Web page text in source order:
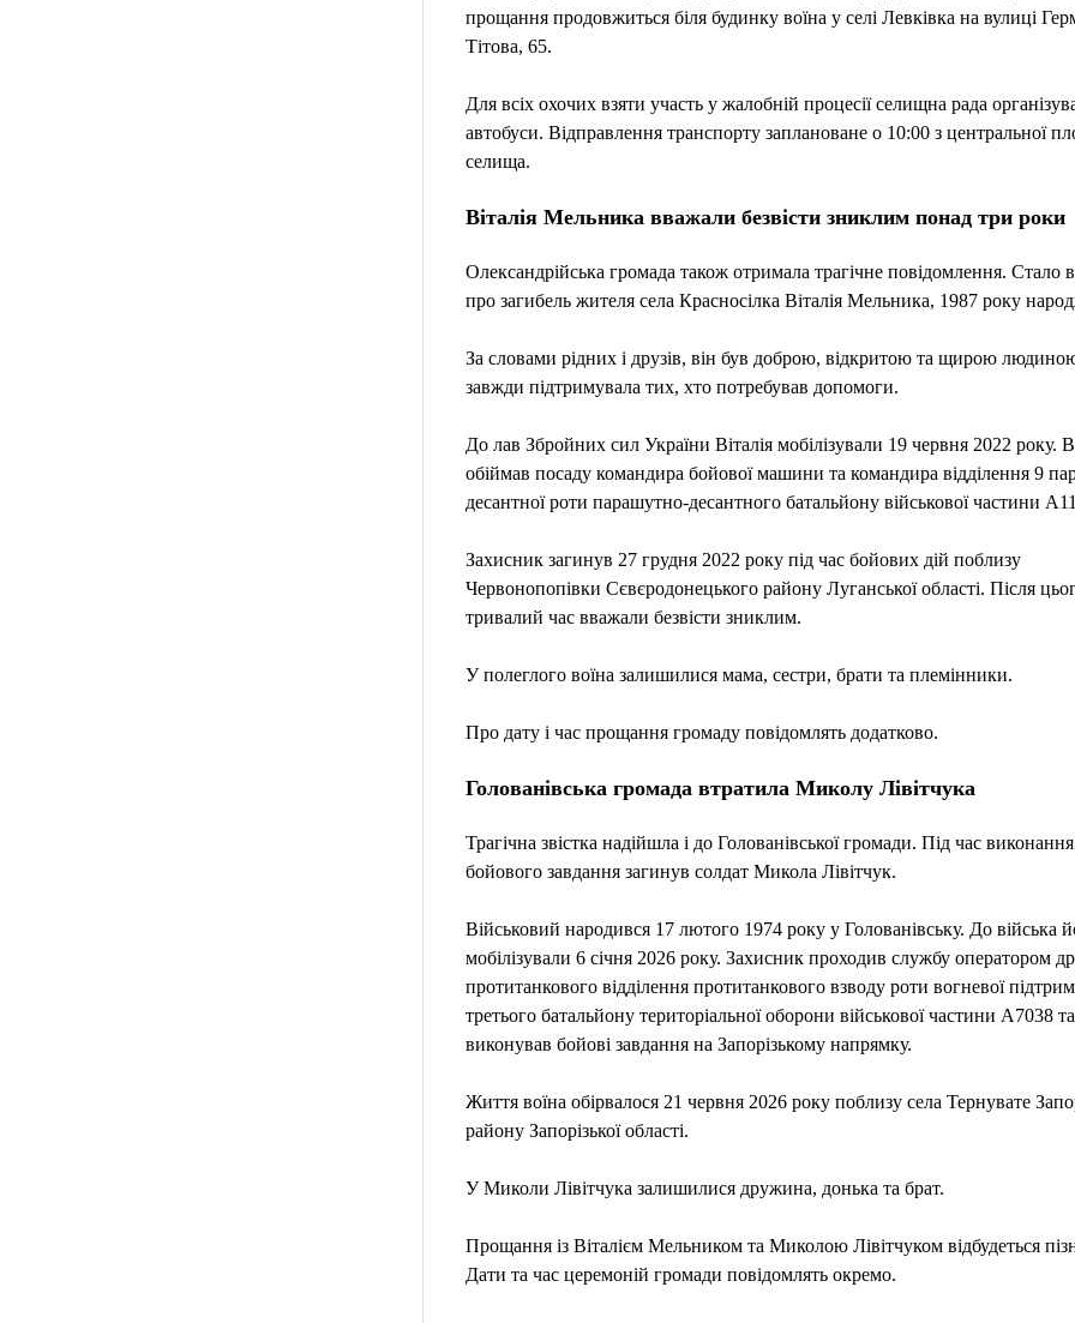
прощання продовжиться біля будинку воїна у селі Левківка на вулиці
Тітова, 65.
Для всіх охочих взяти участь у жалобній процесії селищна рада
автобуси. Відправлення транспорту заплановане о 10:00 з центральної
селища.
Віталія Мельника вважали безвісти зниклим понад три роки
Олександрійська громада також отримала трагічне повідомлення. Стало
про загибель жителя села Красносілка Віталія Мельника, 1987 року
За словами рідних і друзів, він був доброю, відкритою та щирою
завжди підтримувала тих, хто потребував допомоги.
До лав Збройних сил України Віталія мобілізували 19 червня 2022 року.
обіймав посаду командира бойової машини та командира відділення 9
десантної роти парашутно-десантного батальйону військової частини
Захисник загинув 27 грудня 2022 року під час бойових дій поблизу
Червонопопівки Сєвєродонецького району Луганської області. Після
тривалий час вважали безвісти зниклим.
У полеглого воїна залишилися мама, сестри, брати та племінники.
Про дату і час прощання громаду повідомлять додатково.
Голованівська громада втратила Миколу Лівітчука
Трагічна звістка надійшла і до Голованівської громади. Під час виконання
бойового завдання загинув солдат Микола Лівітчук.
Військовий народився 17 лютого 1974 року у Голованівську. До війська
мобілізували 6 січня 2026 року. Захисник проходив службу оператором
протитанкового відділення протитанкового взводу роти вогневої
третього батальйону територіальної оборони військової частини А7038 та
виконував бойові завдання на Запорізькому напрямку.
Життя воїна обірвалося 21 червня 2026 року поблизу села Тернувате
району Запорізької області.
У Миколи Лівітчука залишилися дружина, донька та брат.
Прощання із Віталієм Мельником та Миколою Лівітчуком відбудеться
Дати та час церемоній громади повідомлять окремо.